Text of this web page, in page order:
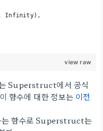
Infinity),
view raw
Superstruct에서 공식
함수에 대한 정보는 이전
는 함수로 Superstruct는